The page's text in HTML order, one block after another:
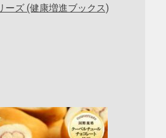
ーズ (健康増進ブックス)